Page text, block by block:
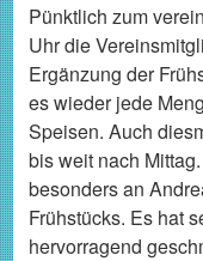
Pünktlich zum
Uhr die
Ergänzung der
es wieder jede
Speisen. Auch
bis weit nach
besonders an
Frühstücks. Es hat
hervorragend